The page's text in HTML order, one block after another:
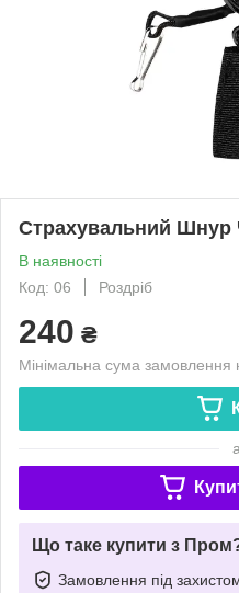
Страхувальний Шнур
В наявності
Код: 06
Роздріб
240 ₴
Мінімальна сума замовлення
Що таке купити з
Замовлення під